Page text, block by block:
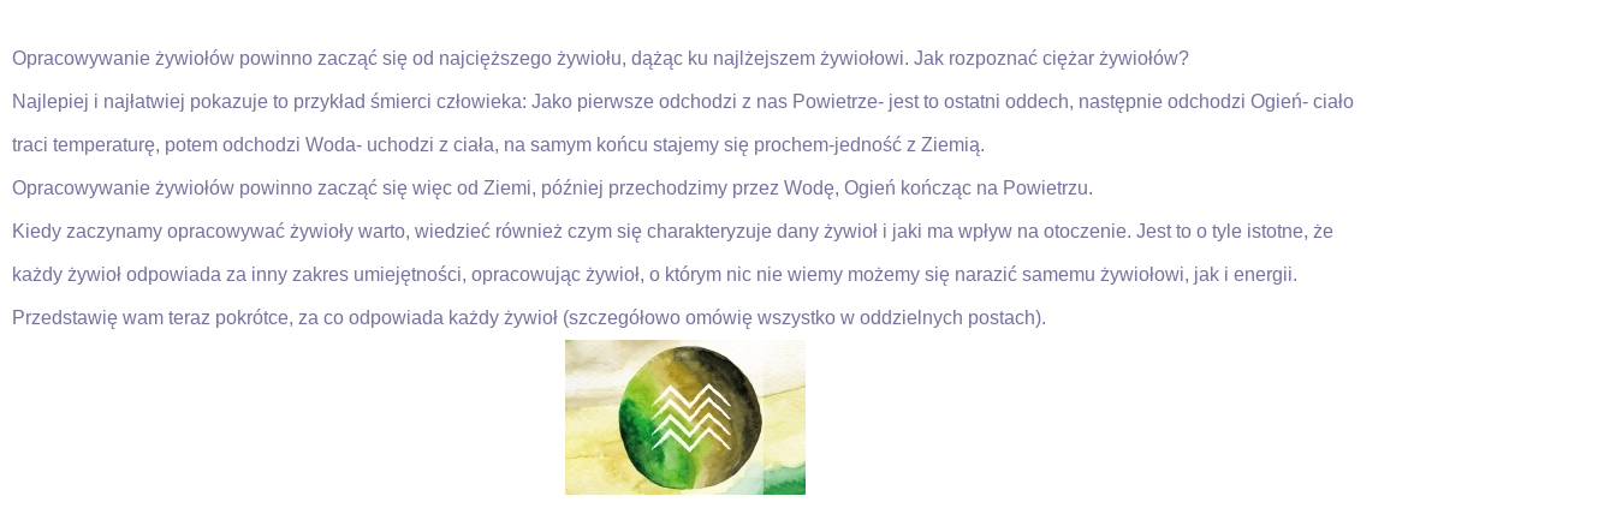
Opracowywanie żywiołów powinno zacząć się od najcięższego żywiołu, dążąc ku najlżejszem żywiołowi. Jak rozpoznać ciężar żywiołów?
Najlepiej i najłatwiej pokazuje to przykład śmierci człowieka: Jako pierwsze odchodzi z nas Powietrze- jest to ostatni oddech, następnie odchodzi Ogień- ciało
traci temperaturę, potem odchodzi Woda- uchodzi z ciała, na samym końcu stajemy się prochem-jedność z Ziemią.
Opracowywanie żywiołów powinno zacząć się więc od Ziemi, później przechodzimy przez Wodę, Ogień kończąc na Powietrzu.
Kiedy zaczynamy opracowywać żywioły warto, wiedzieć również czym się charakteryzuje dany żywioł i jaki ma wpływ na otoczenie. Jest to o tyle istotne, że
każdy żywioł odpowiada za inny zakres umiejętności, opracowując żywioł, o którym nic nie wiemy możemy się narazić samemu żywiołowi, jak i energii.
Przedstawię wam teraz pokrótce, za co odpowiada każdy żywioł (szczegółowo omówię wszystko w oddzielnych postach).